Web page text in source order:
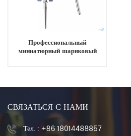
Профессиональный
миниатюрный шариковый
СВЯЗАТЬСЯ С НАМИ
Тел. : +86 18014488857